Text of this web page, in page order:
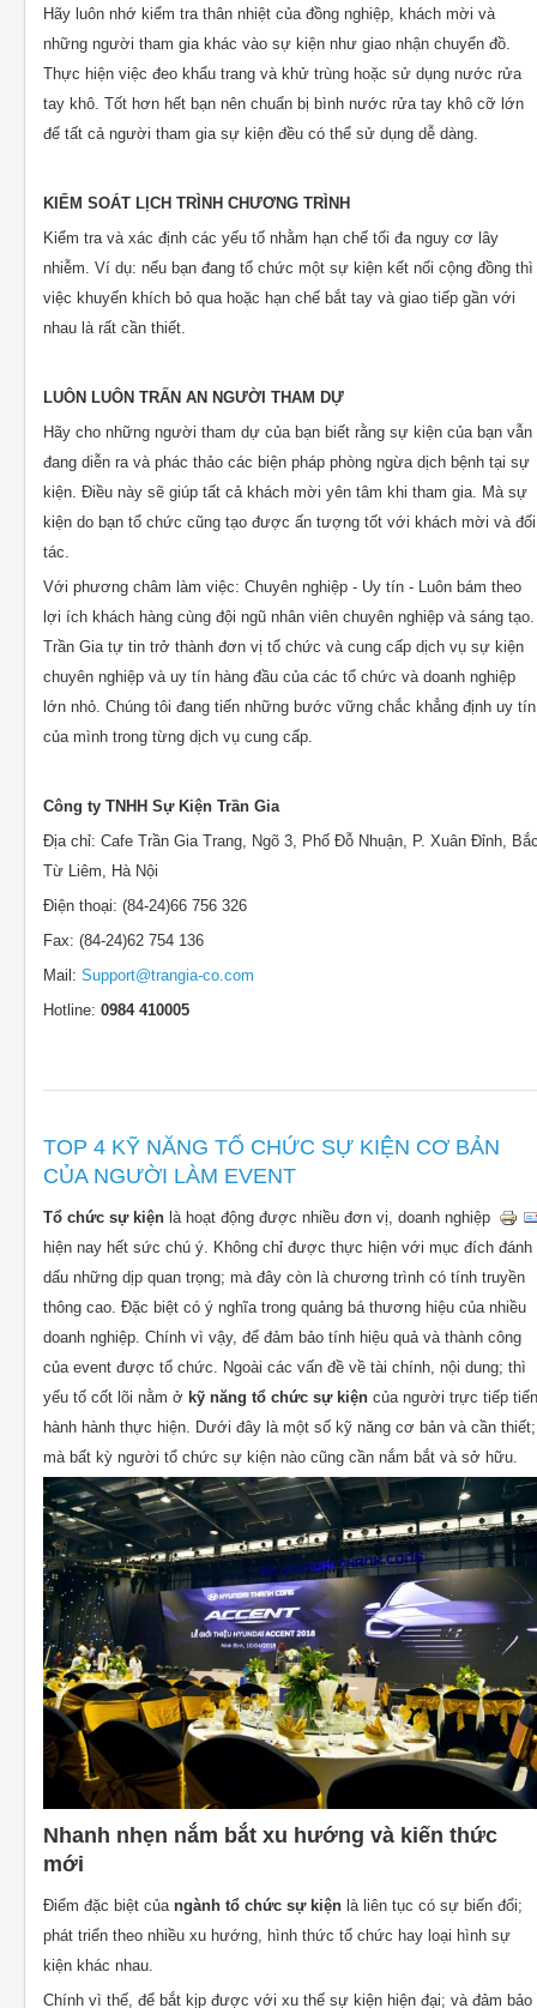
Hãy luôn nhớ kiểm tra thân nhiệt của đồng nghiệp, khách mời và
những người tham gia khác vào sự kiện như giao nhận chuyển đồ.
Thực hiện việc đeo khẩu trang và khử trùng hoặc sử dụng nước rửa
tay khô. Tốt hơn hết bạn nên chuẩn bị bình nước rửa tay khô cỡ lớn
để tất cả người tham gia sự kiện đều có thể sử dụng dễ dàng.
KIỂM SOÁT LỊCH TRÌNH CHƯƠNG TRÌNH
Kiểm tra và xác định các yếu tố nhằm hạn chế tối đa nguy cơ lây
nhiễm. Ví dụ: nếu bạn đang tổ chức một sự kiện kết nối cộng đồng thì
việc khuyến khích bỏ qua hoặc hạn chế bắt tay và giao tiếp gần với
nhau là rất cần thiết.
LUÔN LUÔN TRẤN AN NGƯỜI THAM DỰ
Hãy cho những người tham dự của bạn biết rằng sự kiện của bạn vẫn
đang diễn ra và phác thảo các biện pháp phòng ngừa dịch bệnh tại sự
kiện. Điều này sẽ giúp tất cả khách mời yên tâm khi tham gia. Mà sự
kiện do bạn tổ chức cũng tạo được ấn tượng tốt với khách mời và đối
tác.
Với phương châm làm việc: Chuyên nghiệp - Uy tín - Luôn bám theo
lợi ích khách hàng cùng đội ngũ nhân viên chuyên nghiệp và sáng tạo.
Trần Gia tự tin trở thành đơn vị tổ chức và cung cấp dịch vụ sự kiện
chuyên nghiệp và uy tín hàng đầu của các tổ chức và doanh nghiệp
lớn nhỏ. Chúng tôi đang tiến những bước vững chắc khẳng định uy tín
của mình trong từng dịch vụ cung cấp.
Công ty TNHH Sự Kiện Trần Gia
Địa chỉ: Cafe Trần Gia Trang, Ngõ 3, Phố Đỗ Nhuận, P. Xuân Đỉnh,
Từ Liêm, Hà Nội
Điện thoại: (84-24)66 756 326
Fax: (84-24)62 754 136
Mail: Support@trangia-co.com
Hotline: 0984 410005
TOP 4 KỸ NĂNG TỔ CHỨC SỰ KIỆN CƠ BẢN
CỦA NGƯỜI LÀM EVENT
Tổ chức sự kiện là hoạt động được nhiều đơn vị, doanh nghiệp
hiện nay hết sức chú ý. Không chỉ được thực hiện với mục đích đánh
dấu những dịp quan trọng; mà đây còn là chương trình có tính truyền
thông cao. Đặc biệt có ý nghĩa trong quảng bá thương hiệu của nhiều
doanh nghiệp. Chính vì vậy, để đảm bảo tính hiệu quả và thành công
của event được tổ chức. Ngoài các vấn đề về tài chính, nội dung; thì
yếu tố cốt lõi nằm ở kỹ năng tổ chức sự kiện của người trực tiếp tiến
hành hành thực hiện. Dưới đây là một số kỹ năng cơ bản và cần thiết;
mà bất kỳ người tổ chức sự kiện nào cũng cần nắm bắt và sở hữu.
Nhanh nhẹn nắm bắt xu hướng và kiến thức
mới
Điểm đặc biệt của ngành tổ chức sự kiện là liên tục có sự biến đổi;
phát triển theo nhiều xu hướng, hình thức tổ chức hay loại hình sự
kiện khác nhau.
Chính vì thế, để bắt kịp được với xu thế sự kiện hiện đại; và đảm bảo